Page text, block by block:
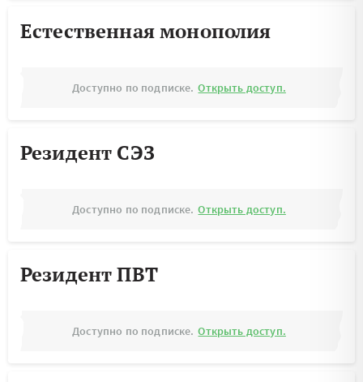
Естественная монополия
Доступно по подписке. Открыть доступ.
Резидент СЭЗ
Доступно по подписке. Открыть доступ.
Резидент ПВТ
Доступно по подписке. Открыть доступ.